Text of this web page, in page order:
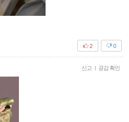
0
2
신고 | 공감 확인